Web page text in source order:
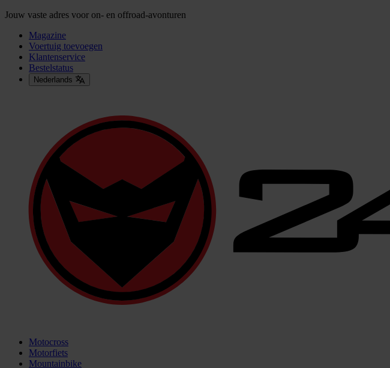
Jouw vaste adres voor on- en offroad-avonturen
Magazine
Voertuig toevoegen
Klantenservice
Bestelstatus
Nederlands
Motocross
Motorfiets
Mountainbike